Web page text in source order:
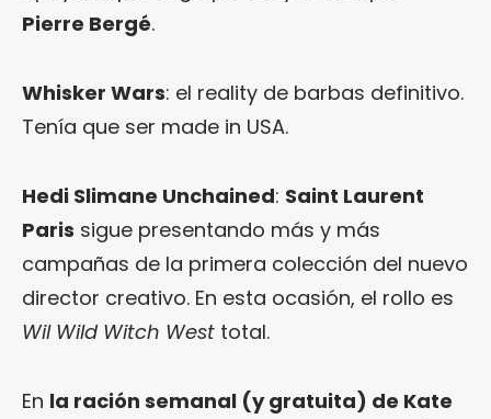
Pierre Bergé.
Whisker Wars: el reality de barbas definitivo.
Tenía que ser made in USA.
Hedi Slimane Unchained: Saint Laurent
Paris sigue presentando más y más
campañas de la primera colección del nuevo
director creativo. En esta ocasión, el rollo es
Wil Wild Witch West total.
En la ración semanal (y gratuita) de Kate